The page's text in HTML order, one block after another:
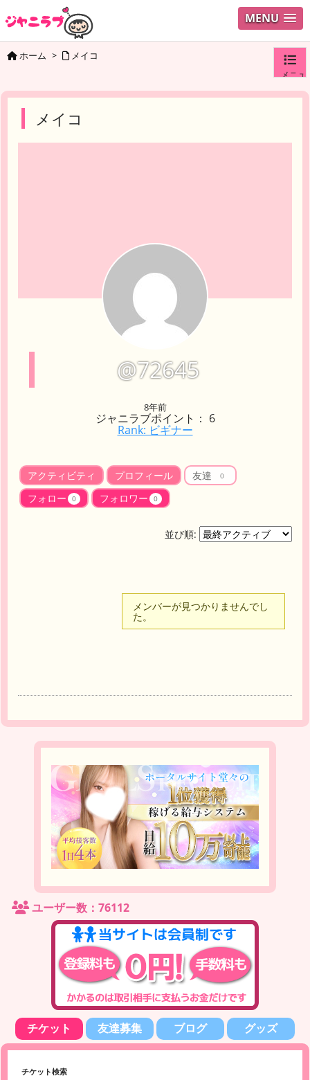
MENU
メニュ
ホーム > メイコ
メイコ
@72645
8年前
ジャニラブポイント： 6
Rank: ビギナー
アクティビティ プロフィール 友達 0
フォロー 0 フォロワー 0
並び順:
メンバーが見つかりませんでし
た。
ユーザー数：76112
チケット 友達募集 ブログ グッズ
チケット検索